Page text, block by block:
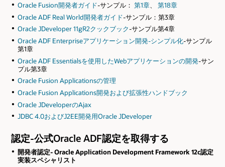
Oracle Fusion開発者ガイド-サンプル： 第1章、 第18章
Oracle ADF Real World開発者ガイド-サンプル：第3章
Oracle JDeveloper 11gR2クックブック-サンプル第4章
Oracle ADF Enterpriseアプリケーション開発-シンプル化-サンプル
第1章
Oracle ADF Essentialsを使用したWebアプリケーションの開発-サン
プル第3章
Oracle Fusion Applicationsの管理
Oracle Fusion Applications開発および拡張性ハンドブック
Oracle JDeveloperのAjax
JDBC 4.0およびJ2EE開発用Oracle JDeveloper
認定-公式Oracle ADF認定を取得する
開発者認定- Oracle Application Development Framework 12c認定
実装スペシャリスト